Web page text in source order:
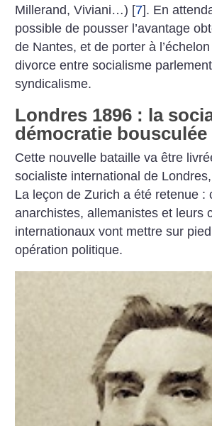
Millerand, Viviani…) [7]. En
possible de pousser l’avantage
de Nantes, et de porter à
divorce entre socialisme
syndicalisme.
Londres 1896 : la
démocratie bousculée
Cette nouvelle bataille va être
socialiste international de
La leçon de Zurich a été retenue :
anarchistes, allemanistes et leurs
internationaux vont mettre sur
opération politique.